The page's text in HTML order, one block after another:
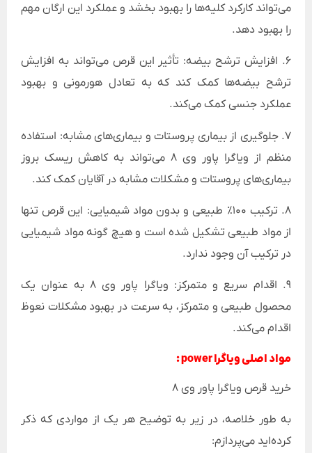
می‌تواند کارکرد کلیه‌ها را بهبود بخشد و عملکرد این ارگان مهم
را بهبود دهد.
6. افزایش ترشح بیضه: تأثیر این قرص می‌تواند به افزایش
ترشح بیضه‌ها کمک کند که به تعادل هورمونی و بهبود
عملکرد جنسی کمک می‌کند.
7. جلوگیری از بیماری پروستات و بیماری‌های مشابه: استفاده
منظم از ویاگرا پاور وی 8 می‌تواند به کاهش ریسک بروز
بیماری‌های پروستات و مشکلات مشابه در آقایان کمک کند.
8. ترکیب 100٪ طبیعی و بدون مواد شیمیایی: این قرص تنها
از مواد طبیعی تشکیل شده است و هیچ گونه مواد شیمیایی
در ترکیب آن وجود ندارد.
9. اقدام سریع و متمرکز: ویاگرا پاور وی 8 به عنوان یک
محصول طبیعی و متمرکز، به سرعت در بهبود مشکلات نعوظ
اقدام می‌کند.
مواد اصلی ویاگرا power :
خرید قرص ویاگرا پاور وی 8
به طور خلاصه، در زیر به توضیح هر یک از مواردی که ذکر
کرده‌اید می‌پردازم: